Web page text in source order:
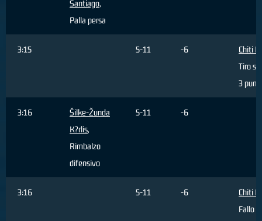
Santiago,
Palla persa
3:15 5-11 -6
Chiti
Tiro
3 punti
3:16
Šilke-Žunda
K?rlis,
Rimbalzo
difensivo
5-11 -6
3:16 5-11 -6
Chiti
Fallo